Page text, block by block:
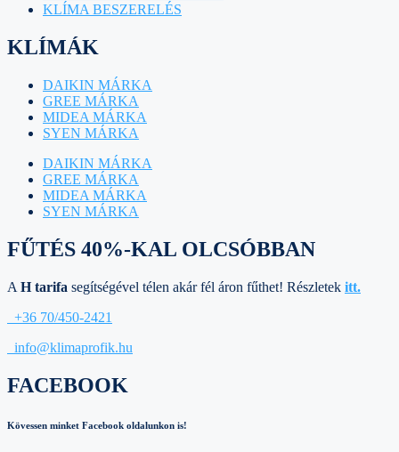
KLÍMA BESZERELÉS
KLÍMÁK
DAIKIN MÁRKA
GREE MÁRKA
MIDEA MÁRKA
SYEN MÁRKA
DAIKIN MÁRKA
GREE MÁRKA
MIDEA MÁRKA
SYEN MÁRKA
FŰTÉS 40%-KAL OLCSÓBBAN
A H tarifa segítségével télen akár fél áron fűthet! Részletek itt.
+36 70/450-2421
info@klimaprofik.hu
FACEBOOK
Kövessen minket Facebook oldalunkon is!